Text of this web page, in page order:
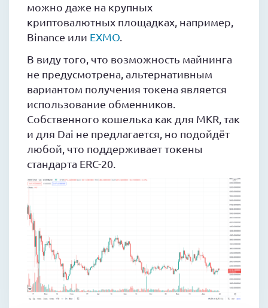
можно даже на крупных
криптовалютных площадках, например,
Binance или EXMO
В виду того, что возможность майнинга
не предусмотрена, альтернативным
вариантом получения токена является
использование обменников.
Собственного кошелька как для MKR, так
и для Dai не предлагается, но подойдёт
любой, что поддерживает токены
стандарта ERC-20.